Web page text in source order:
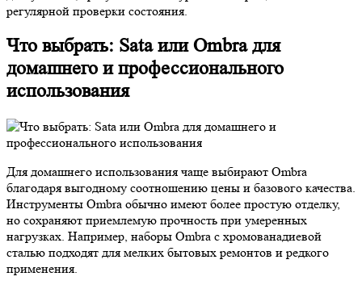
регулярной проверки состояния.
Что выбрать: Sata или Ombra для
домашнего и профессионального
использования
Для домашнего использования чаще выбирают Ombra
благодаря выгодному соотношению цены и базового качества.
Инструменты Ombra обычно имеют более простую отделку,
но сохраняют приемлемую прочность при умеренных
нагрузках. Например, наборы Ombra с хромованадиевой
сталью подходят для мелких бытовых ремонтов и редкого
применения.